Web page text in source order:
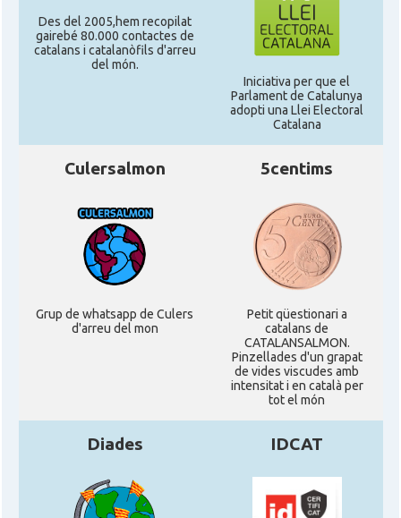
Des del 2005,hem recopilat
gairebé 80.000 contactes de
catalans i catalanòfils d'arreu
del món.
Iniciativa per que el
Parlament de Catalunya
adopti una Llei Electoral
Catalana
Culersalmon
Grup de whatsapp de Culers
d'arreu del mon
5centims
Petit qüestionari a
catalans de
CATALANSALMON.
Pinzellades d'un grapat
de vides viscudes amb
intensitat i en català per
tot el món
Diades IDCAT